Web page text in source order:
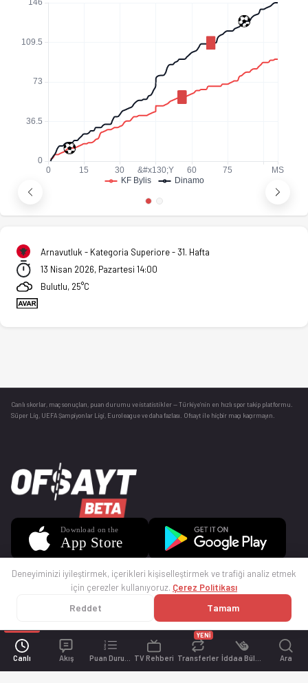
Canlı Akış TV Rehberi Transferler
YENİ
Ara
Arnavutluk - Kategoria Superiore - 31. Hafta
13 Nisan 2026, Pazartesi 14:00
Bulutlu, 25°C
Canlı skorlar , maç sonuçları, puan durumu ve istatistikler — Türkiye’nin en hızlı spor takip platformu.
Süper Lig, UEFA Şampiyonlar Ligi, Euroleague ve daha fazlası. Ofsayt ile hiçbir maçı kaçırmayın.
© 2025 Ofsayt
Deneyiminizi iyileştirmek, içerikleri kişiselleştirmek ve trafiği analiz etmek
için çerezler kullanıyoruz. Çerez Politikası
Reddet Tamam